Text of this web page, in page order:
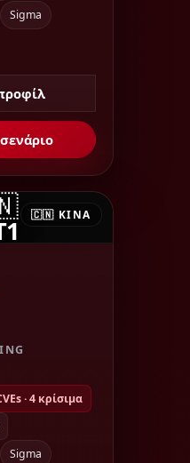
Sigma
🇨🇳 ΚΊΝΑ
· 4 κρίσιμα
Sigma